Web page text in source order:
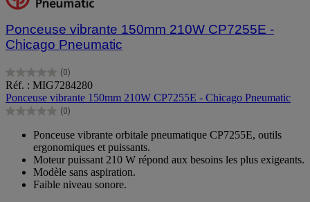
Ponceuse vibrante 150mm 210W CP7255E -
Chicago Pneumatic
(0)
0.0
sur
5
étoiles.
Réf. : MIG7284280
Ponceuse vibrante 150mm 210W CP7255E - Chicago Pneumatic
(0)
0.0
étoiles.
Ponceuse vibrante orbitale pneumatique CP7255E, outils
ergonomiques et puissants.
Moteur puissant 210 W répond aux besoins les plus exigeants.
Modèle sans aspiration.
Faible niveau sonore.